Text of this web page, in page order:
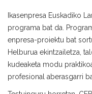
Ikasenpresa Euskadiko
programa bat da.
enpresa-proiektu bat
Helburua ekintzailetza,
kudeaketa modu
profesional aberasgarri